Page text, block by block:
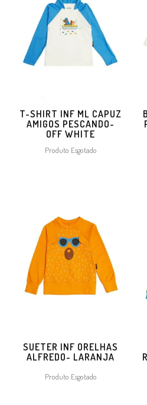
T-SHIRT INF ML CAPUZ
AMIGOS PESCANDO-
OFF WHITE
Produto Esgotado
SUETER INF ORELHAS
ALFREDO- LARANJA
Produto Esgotado